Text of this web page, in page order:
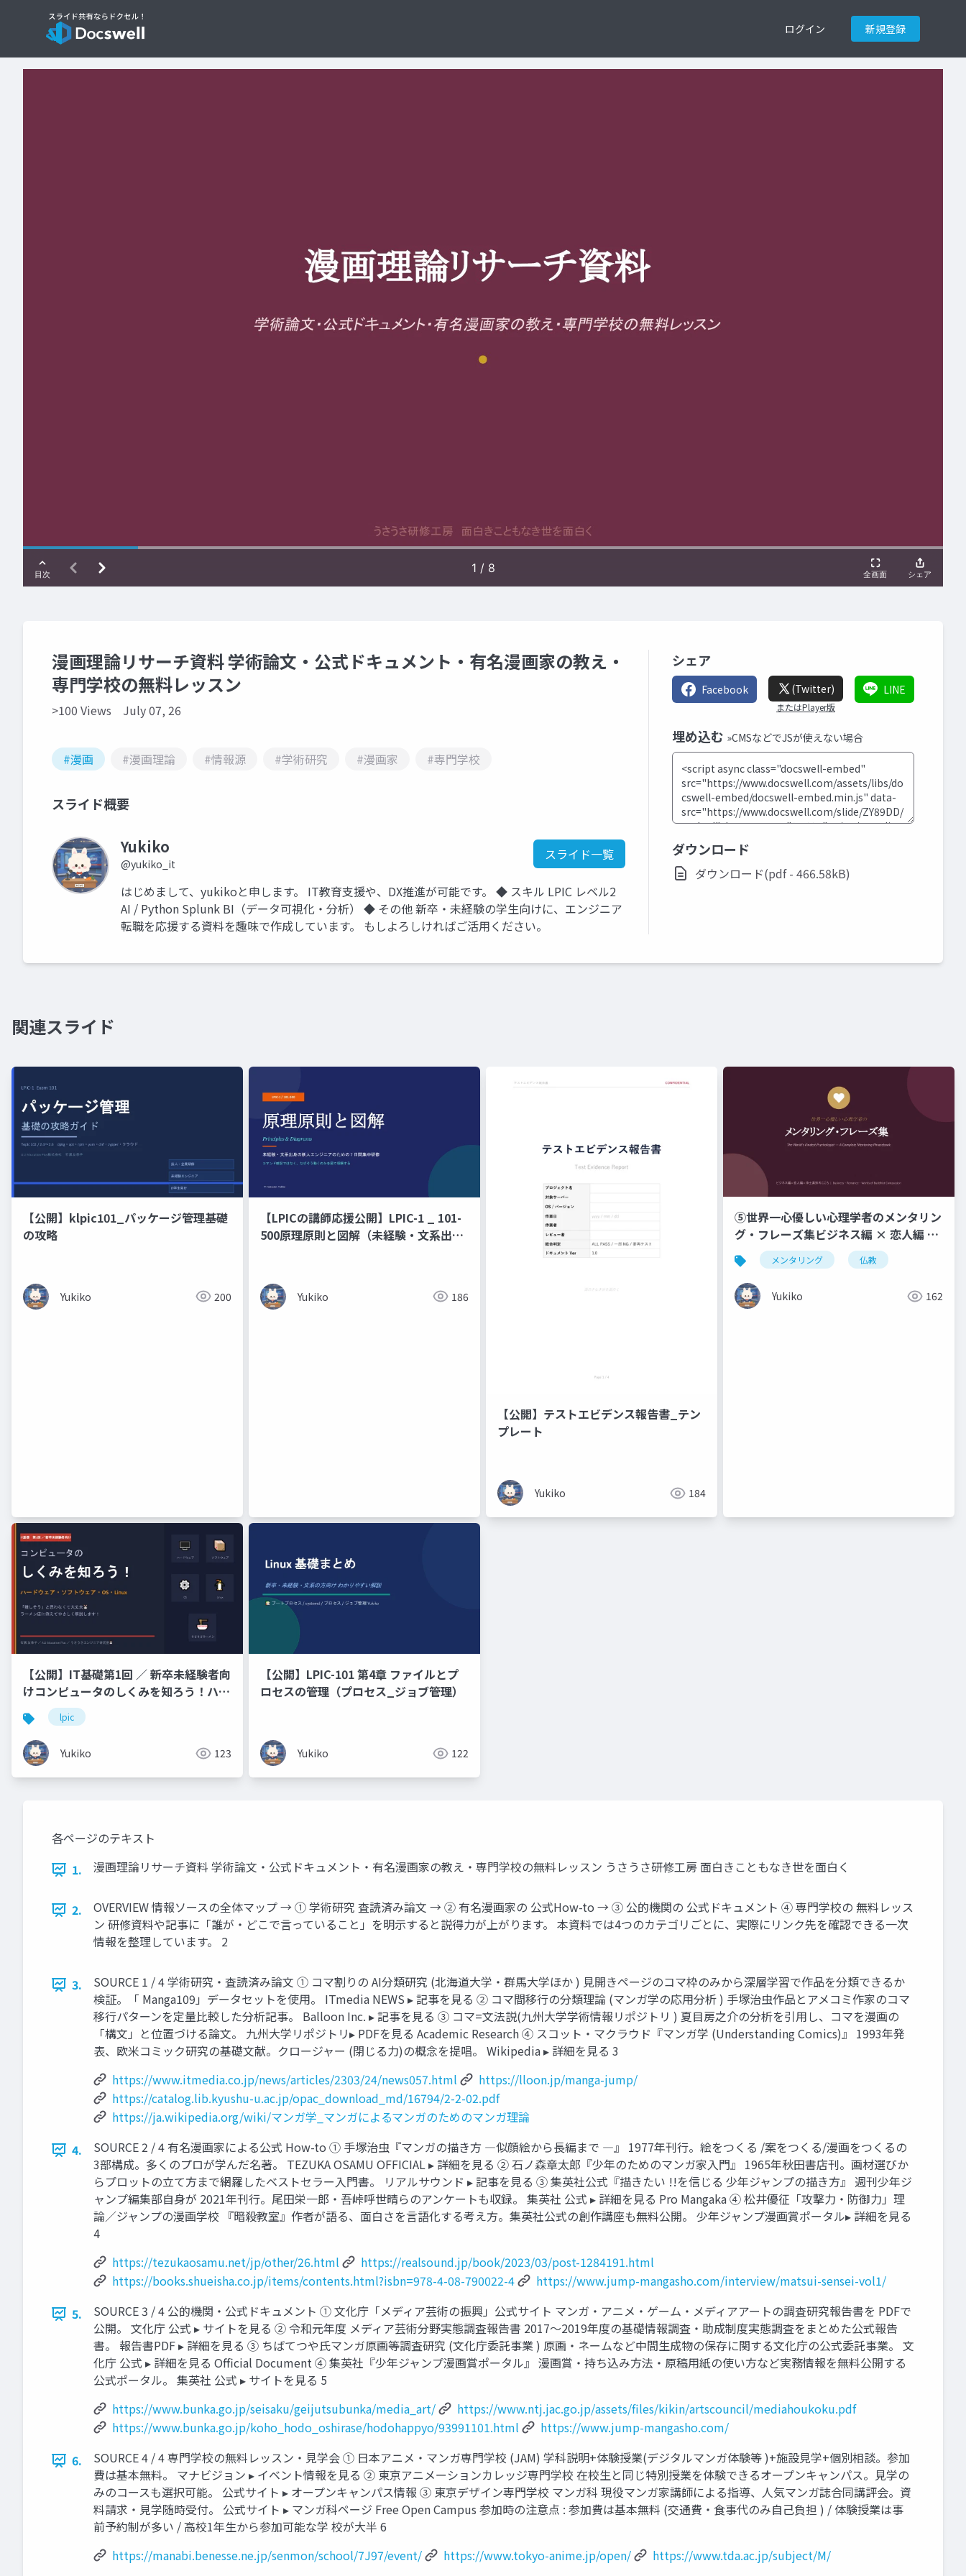
ログイン 新規登録
漫画理論リサーチ資料 学術論文・公式ドキュメント・有名漫画家の教え・
専門学校の無料レッスン
>100 Views July 07, 26
#漫画 #漫画理論 #情報源 #学術研究 #漫画家 #専門学校
スライド概要
Yukiko
@yukiko_it
スライド一覧
はじめまして、yukikoと申します。 IT教育支援や、DX推進が可能です。 ◆ スキル LPIC レベル2
AI / Python Splunk BI（データ可視化・分析） ◆ その他 新卒・未経験の学生向けに、エンジニア
転職を応援する資料を趣味で作成しています。 もしよろしければご活用ください。
シェア
Facebook (Twitter)
またはPlayer版
LINE
埋め込む »CMSなどでJSが使えない場合
ダウンロード
ダウンロード(pdf - 466.58kB)
関連スライド
【公開】klpic101_パッケージ管理基礎
の攻略
Yukiko 200
【LPICの講師応援公開】LPIC-1 _ 101-
500原理原則と図解（未経験・文系出身
くのかを図で理解する編
Yukiko 186
【公開】テストエビデンス報告書_テン
プレート
Yukiko 184
⑤世界一心優しい心理学者のメンタリン
グ・フレーズ集ビジネス編 × 恋人編 ×
浄土真宗のこころ _ Business ・
Romance ・ Words of Buddhist
Compassion
メンタリング 仏教
Yukiko 162
【公開】IT基礎第1回 ／ 新卒未経験者向
けコンピュータのしくみを知ろう！ハー
ドウェア・ソフトウェア・OS・
Linux「難しそう」と思わなくて大丈夫
🐰 ラーメン店に例えてやさしく解説し
ます！
lpic
Yukiko 123
【公開】LPIC-101 第4章 ファイルとプ
ロセスの管理（プロセス_ジョブ管理）
Yukiko 122
各ページのテキスト
1.
漫画理論リサーチ資料 学術論文・公式ドキュメント・有名漫画家の教え・専門学校の無料レッスン うさうさ研修工房 面白きこともなき世を面白く
2.
OVERVIEW 情報ソースの全体マップ → ① 学術研究 査読済み論文 → ② 有名漫画家の 公式How-to → ③ 公的機関の 公式ドキュメント ④ 専門学校の 無料レッス
ン 研修資料や記事に「誰が・どこで言っていること」を明示すると説得力が上がります。 本資料では4つのカテゴリごとに、実際にリンク先を確認できる一次
情報を整理しています。 2
3.
SOURCE 1 / 4 学術研究・査読済み論文 ① コマ割りの AI分類研究 (北海道大学・群馬大学ほか ) 見開きページのコマ枠のみから深層学習で作品を分類できるか
検証。「 Manga109」データセットを使用。 ITmedia NEWS ▸ 記事を見る ② コマ間移行の分類理論 (マンガ学の応用分析 ) 手塚治虫作品とアメコミ作家のコマ
移行パターンを定量比較した分析記事。 Balloon Inc. ▸ 記事を見る ③ コマ=文法説(九州大学学術情報リポジトリ ) 夏目房之介の分析を引用し、コマを漫画の
「構文」と位置づける論文。 九州大学リポジトリ▸ PDFを見る Academic Research ④ スコット・マクラウド『マンガ学 (Understanding Comics)』 1993年発
表、欧米コミック研究の基礎文献。クロージャー (閉じる力)の概念を提唱。 Wikipedia ▸ 詳細を見る 3
https://www.itmedia.co.jp/news/articles/2303/24/news057.html
https://lloon.jp/manga-jump/
https://catalog.lib.kyushu-u.ac.jp/opac_download_md/16794/2-2-02.pdf
https://ja.wikipedia.org/wiki/マンガ学_マンガによるマンガのためのマンガ理論
4.
SOURCE 2 / 4 有名漫画家による公式 How-to ① 手塚治虫『マンガの描き方 ―似顔絵から長編まで ―』 1977年刊行。絵をつくる /案をつくる/漫画をつくるの
3部構成。多くのプロが学んだ名著。 TEZUKA OSAMU OFFICIAL ▸ 詳細を見る ② 石ノ森章太郎『少年のためのマンガ家入門』 1965年秋田書店刊。画材選びか
らプロットの立て方まで網羅したベストセラー入門書。 リアルサウンド ▸ 記事を見る ③ 集英社公式『描きたい !!を信じる 少年ジャンプの描き方』 週刊少年ジ
ャンプ編集部自身が 2021年刊行。尾田栄一郎・吾峠呼世晴らのアンケートも収録。 集英社 公式 ▸ 詳細を見る Pro Mangaka ④ 松井優征「攻撃力・防御力」理
論／ジャンプの漫画学校 『暗殺教室』作者が語る、面白さを言語化する考え方。集英社公式の創作講座も無料公開。 少年ジャンプ漫画賞ポータル▸ 詳細を見る
4
https://tezukaosamu.net/jp/other/26.html
https://realsound.jp/book/2023/03/post-1284191.html
https://books.shueisha.co.jp/items/contents.html?isbn=978-4-08-790022-4
https://www.jump-mangasho.com/interview/matsui-sensei-vol1/
5.
SOURCE 3 / 4 公的機関・公式ドキュメント ① 文化庁「メディア芸術の振興」公式サイト マンガ・アニメ・ゲーム・メディアアートの調査研究報告書を PDFで
公開。 文化庁 公式 ▸ サイトを見る ② 令和元年度 メディア芸術分野実態調査報告書 2017〜2019年度の基礎情報調査・助成制度実態調査をまとめた公式報告
書。 報告書PDF ▸ 詳細を見る ③ ちばてつや氏マンガ原画等調査研究 (文化庁委託事業 ) 原画・ネームなど中間生成物の保存に関する文化庁の公式委託事業。 文
化庁 公式 ▸ 詳細を見る Official Document ④ 集英社『少年ジャンプ漫画賞ポータル』 漫画賞・持ち込み方法・原稿用紙の使い方など実務情報を無料公開する
公式ポータル。 集英社 公式 ▸ サイトを見る 5
https://www.bunka.go.jp/seisaku/geijutsubunka/media_art/
https://www.ntj.jac.go.jp/assets/files/kikin/artscouncil/mediahoukoku.pdf
https://www.bunka.go.jp/koho_hodo_oshirase/hodohappyo/93991101.html
https://www.jump-mangasho.com/
6.
SOURCE 4 / 4 専門学校の無料レッスン・見学会 ① 日本アニメ・マンガ専門学校 (JAM) 学科説明+体験授業(デジタルマンガ体験等 )+施設見学+個別相談。参加
費は基本無料。 マナビジョン ▸ イベント情報を見る ② 東京アニメーションカレッジ専門学校 在校生と同じ特別授業を体験できるオープンキャンパス。見学の
みのコースも選択可能。 公式サイト ▸ オープンキャンパス情報 ③ 東京デザイン専門学校 マンガ科 現役マンガ家講師による指導、人気マンガ誌合同講評会。資
料請求・見学随時受付。 公式サイト ▸ マンガ科ページ Free Open Campus 参加時の注意点 : 参加費は基本無料 (交通費・食事代のみ自己負担 ) / 体験授業は事
前予約制が多い / 高校1年生から参加可能な学 校が大半 6
https://manabi.benesse.ne.jp/senmon/school/7J97/event/
https://www.tokyo-anime.jp/open/ https://www.tda.ac.jp/subject/M/